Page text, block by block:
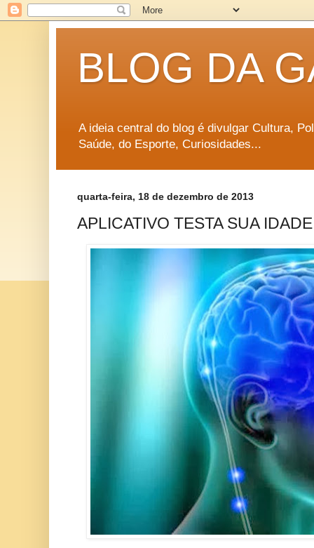
BLOG DA
A ideia central do blog é divulgar Cultura,
Saúde, do Esporte, Curiosidades...
quarta-feira, 18 de dezembro de 2013
APLICATIVO TESTA SUA